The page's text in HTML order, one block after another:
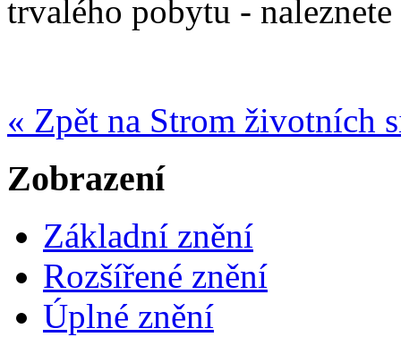
trvalého pobytu - naleznete
« Zpět na Strom životních
Zobrazení
Základní znění
Rozšířené znění
Úplné znění